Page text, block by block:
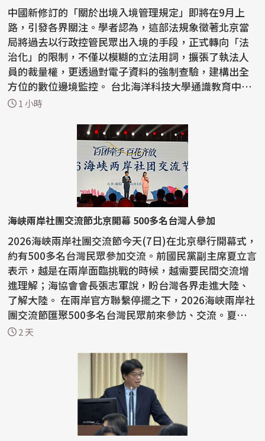
中國新修訂的「關於出境入境管理規定」即將在9月上
路，引發各界關注。學者認為，這部法規象徵著北京當
局將過去以行政控管民眾出入境的手段，正式轉向「法
治化」的限制，不僅以模糊的立法用詞，擴張了執法人
員的裁量權，更透過對電子資料的強制查驗，建構出全
方位的數位邊境監控。 台北海洋科技大學通識教育中心
助理教...
1 小時
海峽兩岸社團交流節北京開幕 500多名台灣人參加
2026海峽兩岸社團交流節今天(7日)在北京舉行開幕式，
約有500多名台灣民眾參加交流。前國民黨副主席夏立言
表示，越是在兩岸面臨挑戰的時候，越需要民間交流增
進理解；海協會會長張志軍說，盼台灣各界走進大陸、
了解大陸。 在兩岸官方聯繫停擺之下，2026海峽兩岸社
團交流節匯聚500多名台灣民眾前來參訪、交流。夏立言
在...2 天